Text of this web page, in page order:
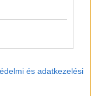
és adatkezelési
bárka a La
őrség 157